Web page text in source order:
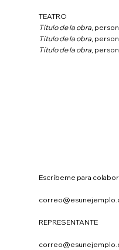
TEATRO
Título de la obra,
Título de la obra,
Título de la obra,
Escríbeme para
REPRESENTANTE